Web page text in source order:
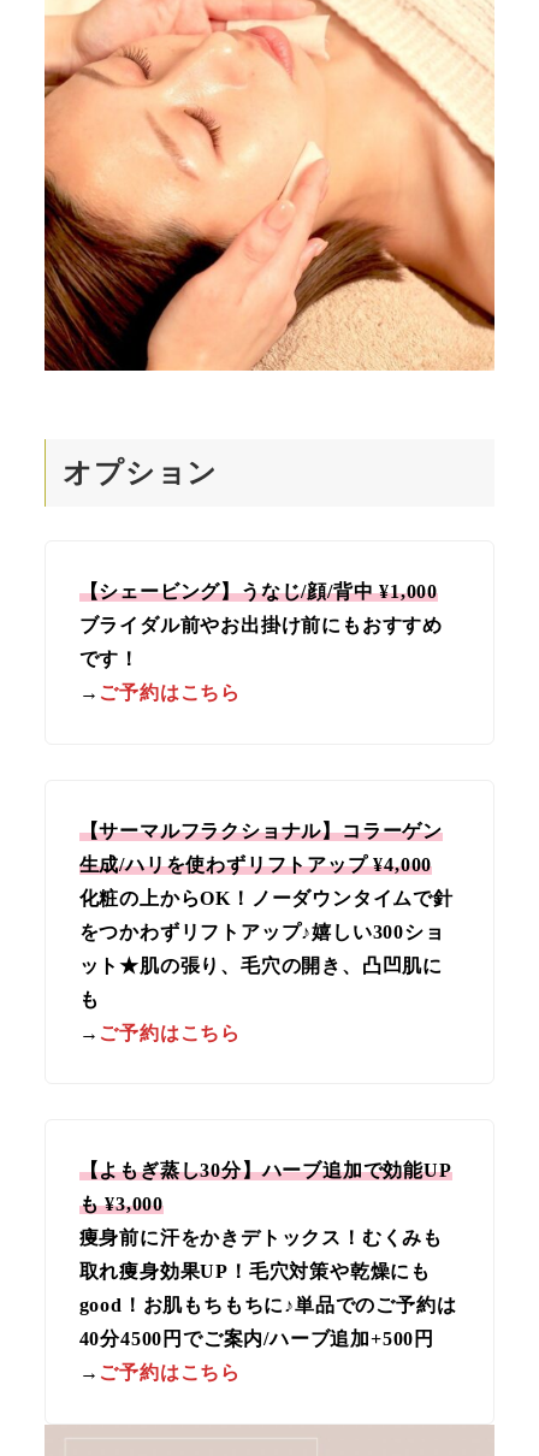
オプション
【シェービング】うなじ/顔/背中 ¥1,000
ブライダル前やお出掛け前にもおすすめ
です！
→ ご予約はこちら
【サーマルフラクショナル】コラーゲン
生成/ハリを使わずリフトアップ ¥4,000
化粧の上からOK！ノーダウンタイムで針
をつかわずリフトアップ♪嬉しい300ショ
ット★肌の張り、毛穴の開き、凸凹肌に
も
→ ご予約はこちら
【よもぎ蒸し30分】ハーブ追加で効能UP
も ¥3,000
痩身前に汗をかきデトックス！むくみも
取れ痩身効果UP！毛穴対策や乾燥にも
good！お肌もちもちに♪単品でのご予約は
40分4500円でご案内/ハーブ追加+500円
→ ご予約はこちら